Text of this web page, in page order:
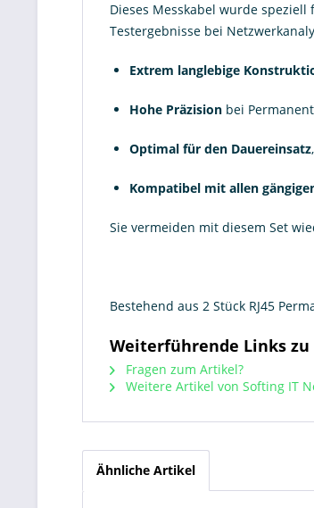
Dieses Messkabel wurde
Testergebnisse bei
Extrem langlebige
Hohe Präzision bei
Optimal für den Dauereinsatz
Kompatibel mit allen
Sie vermeiden mit diesem Set
Bestehend aus 2 Stück RJ45
Weiterführende Links zu
Fragen zum Artikel?
Weitere Artikel von Softing IT
Ähnliche Artikel